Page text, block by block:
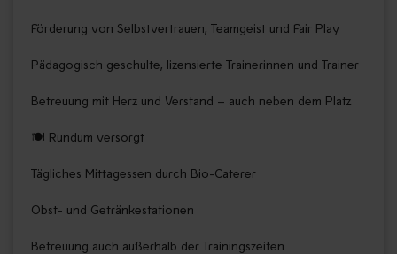
Förderung von Selbstvertrauen, Teamgeist und Fair Play
Pädagogisch geschulte, lizensierte Trainerinnen und Trainer
Betreuung mit Herz und Verstand – auch neben dem Platz
🍽️ Rundum versorgt
Tägliches Mittagessen durch Bio-Caterer
Obst- und Getränkestationen
Betreuung auch außerhalb der Trainingszeiten